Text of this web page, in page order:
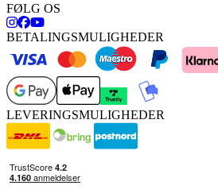
FØLG OS
BETALINGSMULIGHEDER
LEVERINGSMULIGHEDER